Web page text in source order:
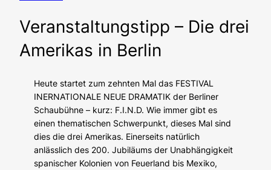
Veranstaltungstipp – Die drei
Amerikas in Berlin
Heute startet zum zehnten Mal das FESTIVAL
INERNATIONALE NEUE DRAMATIK der Berliner
Schaubühne – kurz: F.I.N.D. Wie immer gibt es
einen thematischen Schwerpunkt, dieses Mal sind
dies die drei Amerikas. Einerseits natürlich
anlässlich des 200. Jubiläums der Unabhängigkeit
spanischer Kolonien von Feuerland bis Mexiko,